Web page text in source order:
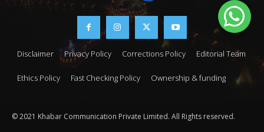
Disclaimer Privacy Policy Corrections Policy Editorial Team
Ethics Policy Fast Checking Policy Ownership & funding
© 2021 Khabar Communication Private Limited. All Rights reserved.